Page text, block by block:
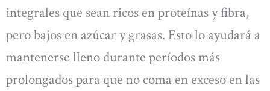
integrales que sean ricos en proteínas y fibra,
pero bajos en azúcar y grasas. Esto lo ayudará a
mantenerse lleno durante períodos más
prolongados para que no coma en exceso en las